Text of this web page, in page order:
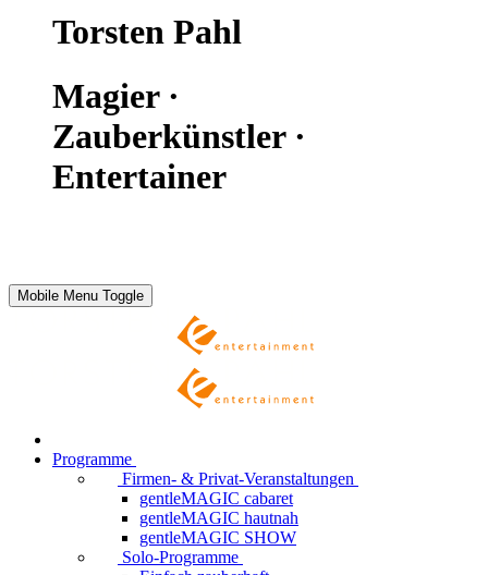
Torsten Pahl
Magier ·
Zauberkünstler ·
Entertainer
Mobile Menu Toggle
Programme
Firmen- & Privat-Veranstaltungen
gentleMAGIC cabaret
gentleMAGIC hautnah
gentleMAGIC SHOW
Solo-Programme